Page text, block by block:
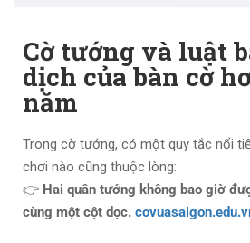
Cờ tướng và luật
dịch của bàn cờ
năm
Trong cờ tướng, có một quy tắc nổi
chơi nào cũng thuộc lòng:
👉 Hai quân tướng không bao giờ
cùng một cột dọc.